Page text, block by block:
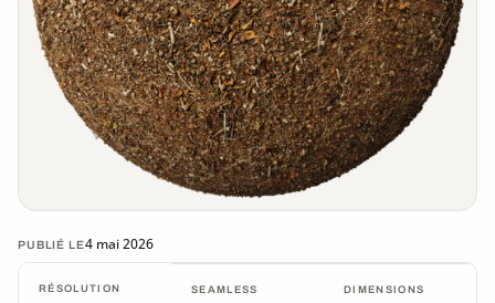
PUBLIÉ LE4 mai 2026
RÉSOLUTION SEAMLESS DIMENSIONS